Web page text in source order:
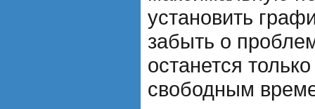
установить
забыть о
останется
свободным